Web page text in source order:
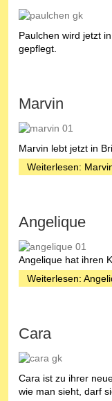
Paulchen wird jetzt
gepflegt.
Marvin
Marvin lebt jetzt in
Weiterlesen:
Angelique
Angelique hat ihren
Weiterlesen:
Cara
Cara ist zu ihrer
wie man sieht, darf